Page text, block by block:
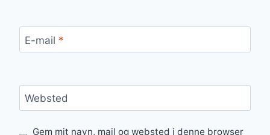
E-mail *
Websted
Gem mit navn, mail og websted i denne browser